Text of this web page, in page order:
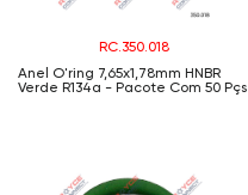
RC.350.018
Anel O'ring 7,65x1,78mm HNBR
Verde R134a - Pacote Com 50 Pçs